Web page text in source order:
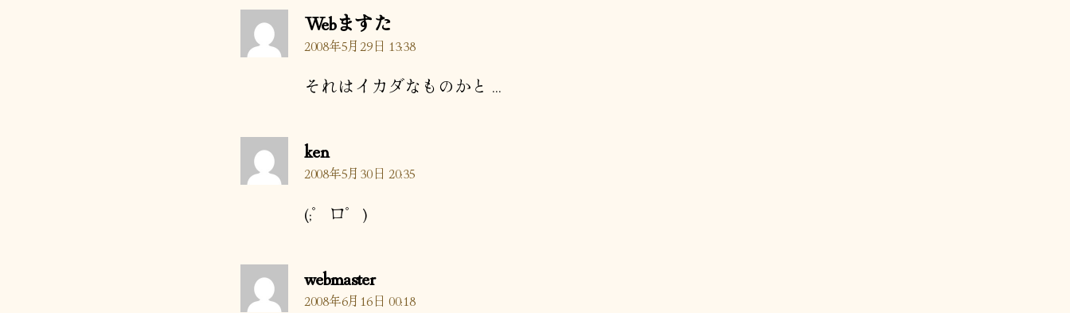
Webますた
発
2008年5月29日 13:38
それはイカダなものかと…
kenの
発
2008年5月30日 20:35
(;゜ロ゜)
webmasterの
発
2008年6月16日 00:18